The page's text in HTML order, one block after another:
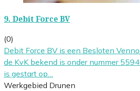
9. Debit Force BV
(0)
Debit Force BV is een Besloten
de KvK bekend is onder nummer
is gestart op…
Werkgebied Drunen